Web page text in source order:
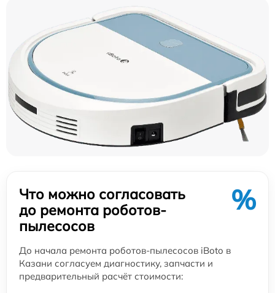
Что можно согласовать
до ремонта роботов-
пылесосов
%
До начала ремонта роботов-пылесосов iBoto в
Казани согласуем диагностику, запчасти и
предварительный расчёт стоимости: